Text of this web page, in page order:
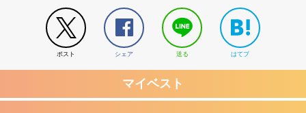
ポスト シェア 送る はてブ
マイベスト